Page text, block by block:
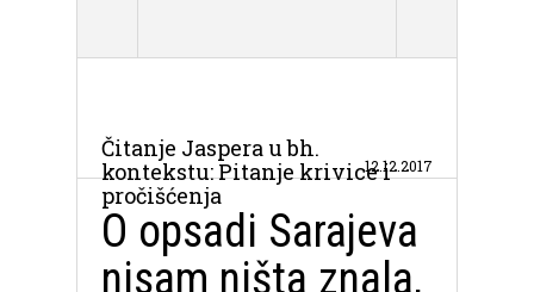
Čitanje Jaspera u bh.
kontekstu: Pitanje krivice i
pročišćenja
12.12.2017
O opsadi Sarajeva
nisam ništa znala,